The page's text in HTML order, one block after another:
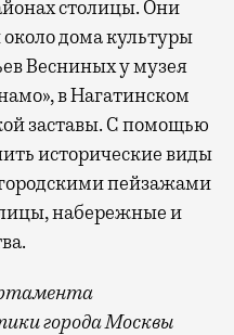
столицы. Они
дома культуры
Весниных у музея
в Нагатинском
заставы. С помощью
исторические виды
пейзажами
набережные и
города Москвы